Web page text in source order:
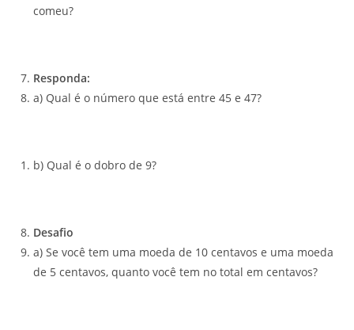
comeu?
Responda:
a) Qual é o número que está entre 45 e 47?
b) Qual é o dobro de 9?
Desafio
a) Se você tem uma moeda de 10 centavos e uma moeda
de 5 centavos, quanto você tem no total em centavos?